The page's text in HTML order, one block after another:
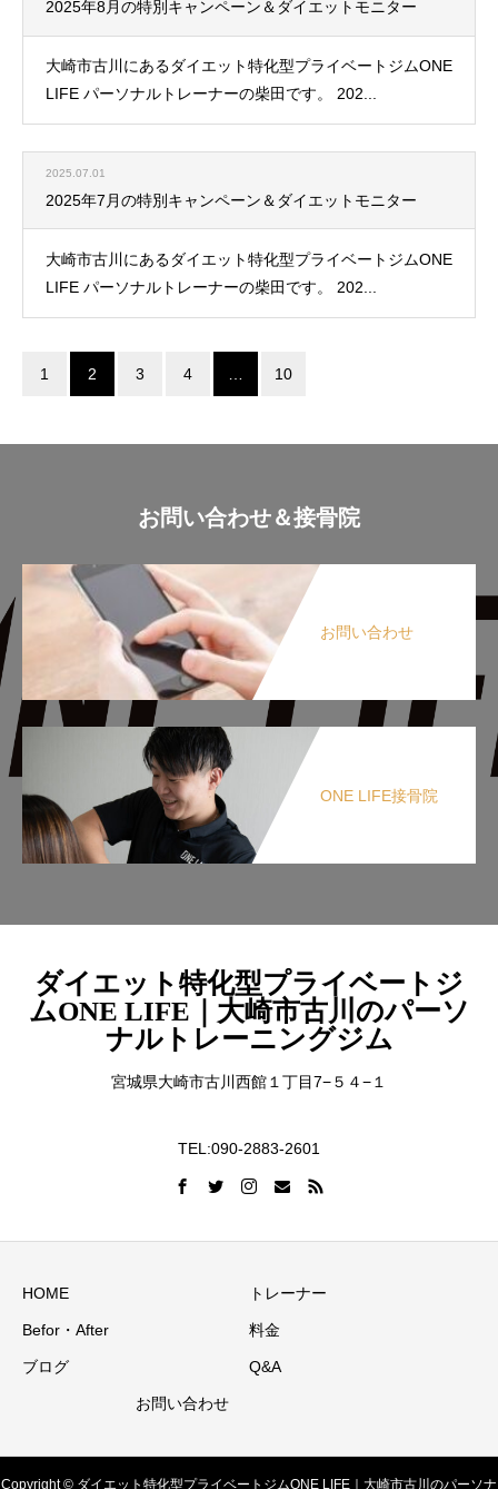
2025年8月の特別キャンペーン＆ダイエットモニター
大崎市古川にあるダイエット特化型プライベートジムONE
LIFE パーソナルトレーナーの柴田です。 202...
2025.07.01
2025年7月の特別キャンペーン＆ダイエットモニター
大崎市古川にあるダイエット特化型プライベートジムONE
LIFE パーソナルトレーナーの柴田です。 202...
1 2 3 4 10
お問い合わせ＆接骨院
お問い合わせ
ONE LIFE接骨院
ダイエット特化型プライベートジ
ムONE LIFE｜大崎市古川のパーソ
ナルトレーニングジム
宮城県大崎市古川西館１丁目7−５４−１
TEL:090-2883-2601
HOME トレーナー
Befor・After 料金
ブログ Q&A
お問い合わせ
Copyright © ダイエット特化型プライベートジムONE LIFE｜大崎市古川のパーソナ